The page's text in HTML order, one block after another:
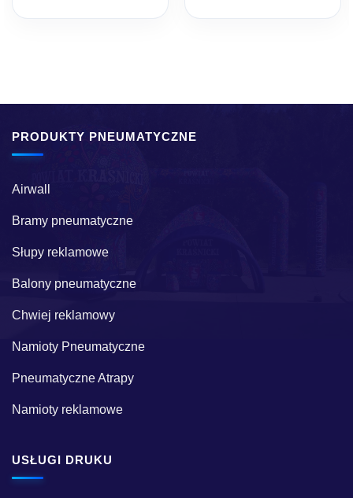
PRODUKTY PNEUMATYCZNE
Airwall
Bramy pneumatyczne
Słupy reklamowe
Balony pneumatyczne
Chwiej reklamowy
Namioty Pneumatyczne
Pneumatyczne Atrapy
Namioty reklamowe
USŁUGI DRUKU